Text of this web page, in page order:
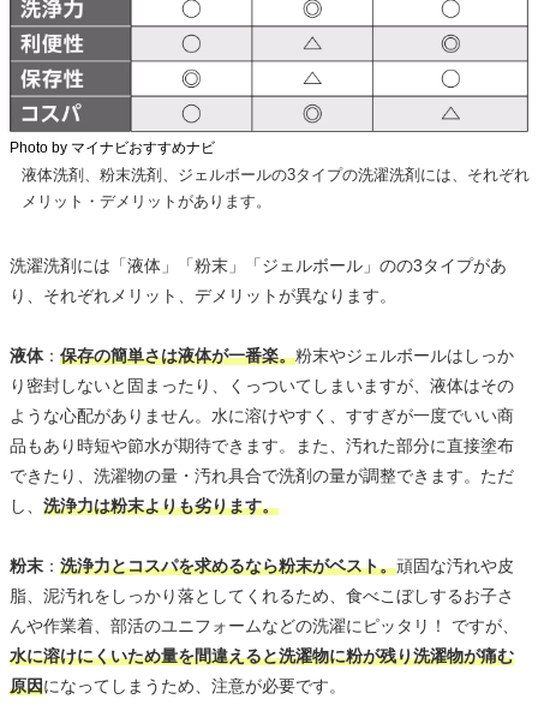
Photo by マイナビおすすめナビ
液体洗剤、粉末洗剤、ジェルボールの3タイプの洗濯洗剤には、それぞれ
メリット・デメリットがあります。
洗濯洗剤には「液体」「粉末」「ジェルボール」のの3タイプがあ
り、それぞれメリット、デメリットが異なります。
液体： 保存の簡単さは液体が一番楽。粉末やジェルボールはしっか
り密封しないと固まったり、くっついてしまいますが、液体はその
ような心配がありません。水に溶けやすく、すすぎが一度でいい商
品もあり時短や節水が期待できます。また、汚れた部分に直接塗布
できたり、洗濯物の量・汚れ具合で洗剤の量が調整できます。ただ
し、 洗浄力は粉末よりも劣ります。
粉末 ： 洗浄力とコスパを求めるなら粉末がベスト。頑固な汚れや皮
脂、泥汚れをしっかり落としてくれるため、食べこぼしするお子さ
んや作業着、部活のユニフォームなどの洗濯にピッタリ！ ですが、
水に溶けにくいため量を間違えると洗濯物に粉が残り洗濯物が痛む
原因になってしまうため、注意が必要です。